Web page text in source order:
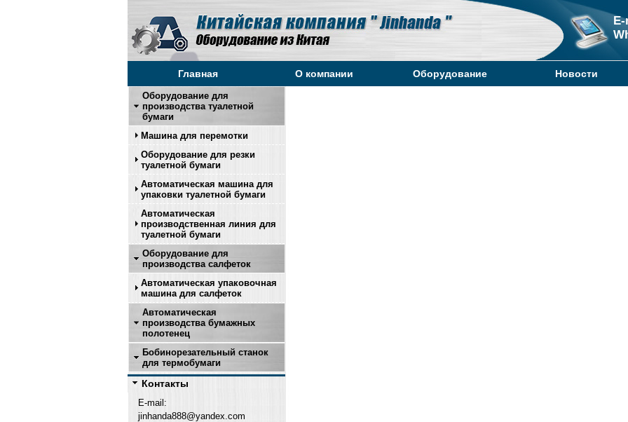
Главная О компании Оборудование Новости
Оборудование для
производства туалетной
бумаги
Машина для перемотки
Оборудование для резки
туалетной бумаги
Автоматическая машина для
упаковки туалетной бумаги
Автоматическая
производственная линия для
туалетной бумаги
Оборудование для
производства салфеток
Автоматическая упаковочная
машина для салфеток
Автоматическая
производства бумажных
полотенец
Бобинорезательный станок
для термобумаги
Контакты
E-mail:
jinhanda888@yandex.com